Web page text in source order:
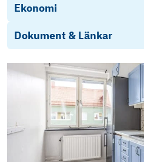
Ekonomi
Dokument & Länkar
Energideklaration